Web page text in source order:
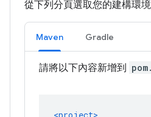
從下列分頁選取您的建構環境
Maven Gradle
請將以下內容新增到